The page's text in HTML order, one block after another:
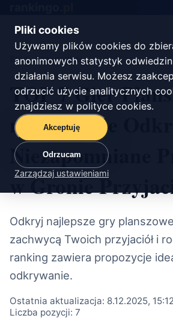
Pliki cookies
Używamy plików cookies do
anonimowych statystyk
działania serwisu. Możesz
odrzucić użycie analitycznych
znajdziesz w polityce cookies.
Akceptuję
Odrzucam
Zarządzaj ustawieniami
Start/rozrywka
TOP 7 Gier
na Wspólne
Niezapomniane
w Gronie
Odkryj najlepsze gry
zachwycą Twoich przyjaciół i
ranking zawiera propozycje
odkrywanie.
Ostatnia aktualizacja: 8.12.2025,
Liczba pozycji: 7